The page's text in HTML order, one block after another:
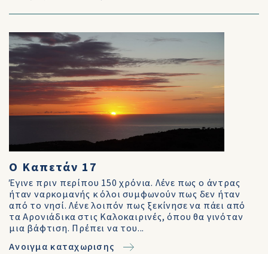
Ο Καπετάν 17
Έγινε πριν περίπου 150 χρόνια. Λένε πως ο άντρας
ήταν ναρκομανής κ όλοι συμφωνούν πως δεν ήταν
από το νησί. Λένε λοιπόν πως ξεκίνησε να πάει από
τα Αρονιάδικα στις Καλοκαιρινές, όπου θα γινόταν
μια βάφτιση. Πρέπει να του...
Ανοιγμα καταχωρισης